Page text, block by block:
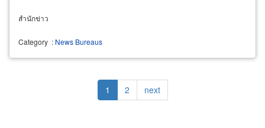
สำนักข่าว
Category : News Bureaus
Current
page
1 Page
2
Next
page
next